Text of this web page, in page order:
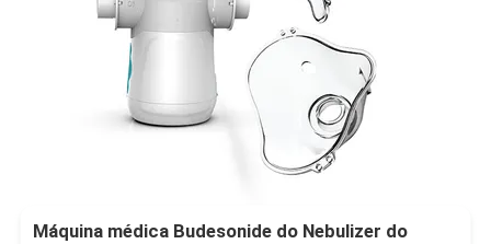
Máquina médica Budesonide do Nebulizer do